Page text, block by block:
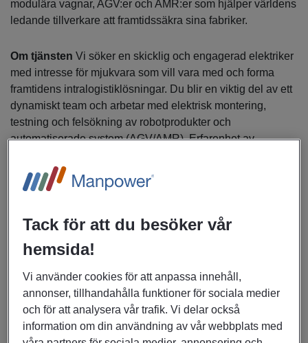
modulära vagnar, AGV:er och AMR:er som hjälper världens
ledande tillverkare att framtidssäkra sina fabriker.
Om tjänsten Vi söker en skicklig och engagerad elektriker
med intresse för mjukvara som vill vara med och forma
framtidens intralogistiklösningar. Du blir en viktig del av ett
dynamiskt team och arbetar med elektrisk montering,
testning och felsökning av robotprodukter och
automatiserade system (AGV/AMR). Erfarenhet av
vilja att lära räcker långt!
Montering och test av robotar och elskåp
Felsökning och enklare prototypbyggnationer
Dokumentation av arbete och processer
Tack för att du besöker vår
hemsida!
Vi använder cookies för att anpassa innehåll,
annonser, tillhandahålla funktioner för sociala medier
och för att analysera vår trafik. Vi delar också
information om din användning av vår webbplats med